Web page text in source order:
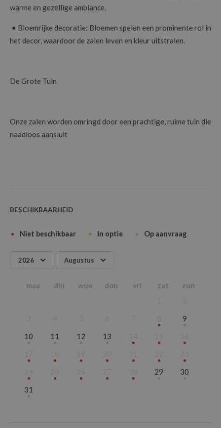
warme en gezellige ambiance.
• Bloemrijke decoratie: Bloemen spelen een prominente rol in
het decor, waardoor de zalen leven en kleur uitstralen.
De Grote Tuin
Onze zalen worden omringd door een prachtige, ruime tuin die
naadloos aansluit
BESCHIKBAARHEID
Niet beschikbaar In optie Op aanvraag
2026 Augustus
September
maa din woe don vri zat
zon
9
10
11 12 13
29
30
31